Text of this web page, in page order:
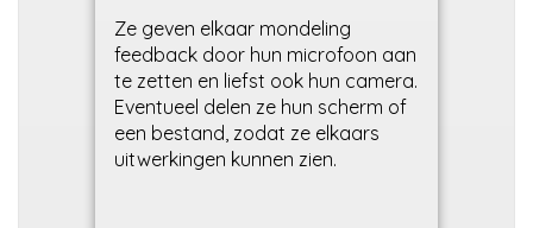
Ze geven elkaar mondeling
feedback door hun microfoon aan
te zetten en liefst ook hun camera.
Eventueel delen ze hun scherm of
een bestand, zodat ze elkaars
uitwerkingen kunnen zien.